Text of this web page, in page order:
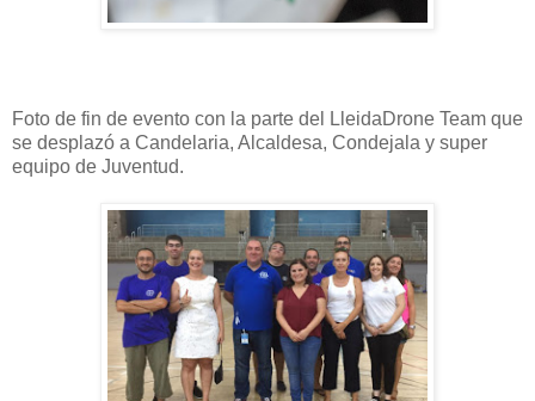
Foto de fin de evento con la parte del LleidaDrone Team que
se desplazó a Candelaria, Alcaldesa, Condejala y super
equipo de Juventud.